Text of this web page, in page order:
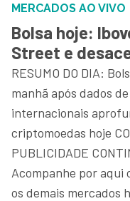
MERCADOS AO VIVO
Bolsa hoje:
Street e
RESUMO DO DIA:
manhã após dados
internacionais
criptomoedas hoje
PUBLICIDADE
Acompanhe por aqui
os demais mercados